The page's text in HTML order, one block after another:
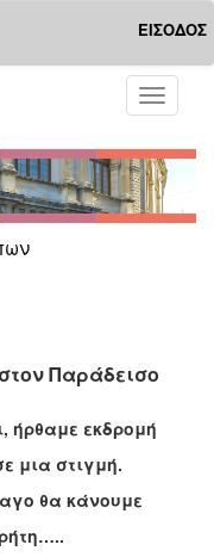
ΕΙΣΟΔΟΣ
Toggle
Παράδεισο
ήρθαμε εκδρομή
μια στιγμή.
θα κάνουμε